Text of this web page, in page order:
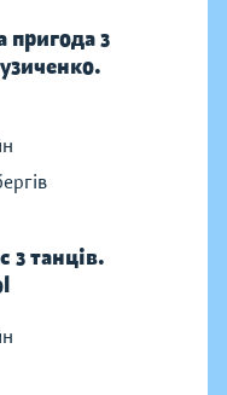
пригода з
з танців.